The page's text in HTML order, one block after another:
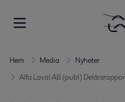
Hem Media
Nyheter
Alfa Laval AB (publ)